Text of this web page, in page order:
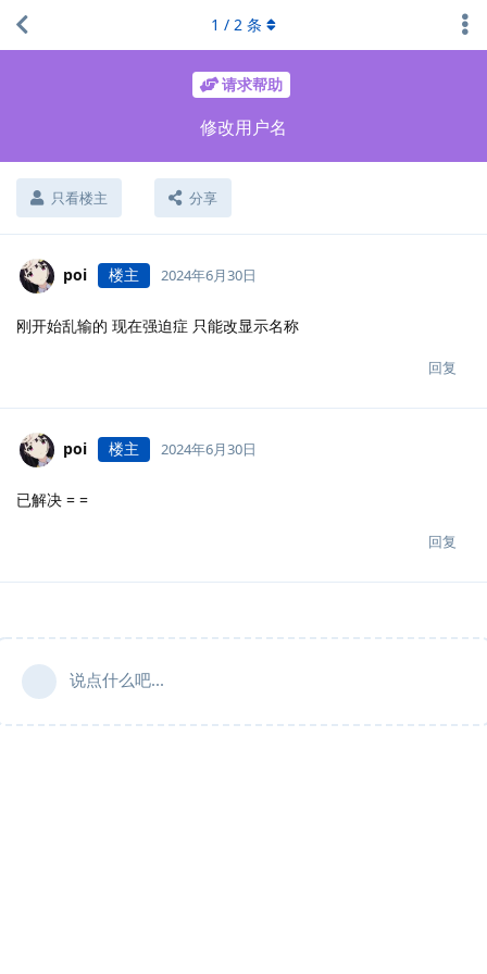
请求帮助
修改用户名
只看楼主 分享
1 / 2 条
poi 楼主 2024年6月30日
刚开始乱输的 现在强迫症 只能改显示名称
回复
poi 楼主 2024年6月30日
已解决 = =
回复
说点什么吧...